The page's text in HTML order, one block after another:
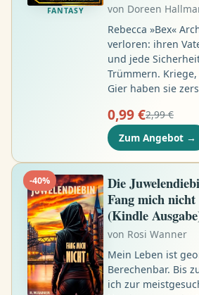
FANTASY von Doreen
Rebecca »Bex«
verloren: ihren
und jede
Trümmern.
Gier haben sie
wenige
betreten. Bex ist
sie ist keine
um zu überleben.
den Slums von
braucht sie einen
Akademie der
durch die Portale
0,99 €2,99 €
Zum Angebot →
-40%
Die
Fang mich nicht
(Kindle
von Rosi Wanner
Mein Leben ist
Berechenbar. Bis
ich zur